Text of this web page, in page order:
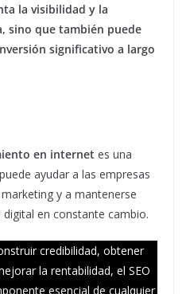
la visibilidad y la
sino que también puede
significativo a largo
en internet es una
ayudar a las empresas
y a mantenerse
en constante cambio.
credibilidad, obtener
la rentabilidad, el SEO
esencial de cualquier